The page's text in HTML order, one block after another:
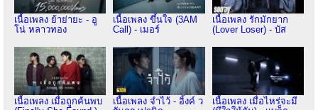
เนื้อเพลง ย้าย่ายะ - อู
โน่ หลาวทอง
เนื้อเพลง ขึ้นใจ (3AM
Call) - เมอร์
เนื้อเพลง รักมักยาก
(Lover Loser) - บัส
เนื้อเพลง เมื่อถูกค้นพบ
เนื้อเพลง จำไว้ - อิ้งค์ ว
เนื้อเพลง เมื่อไหร่จะมี